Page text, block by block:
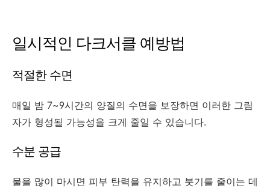
일시적인 다크서클 예방법
적절한 수면
매일 밤 7~9시간의 양질의 수면을 보장하면 이러한 그림
자가 형성될 가능성을 크게 줄일 수 있습니다.
수분 공급
물을 많이 마시면 ​​피부 탄력을 유지하고 붓기를 줄이는 데